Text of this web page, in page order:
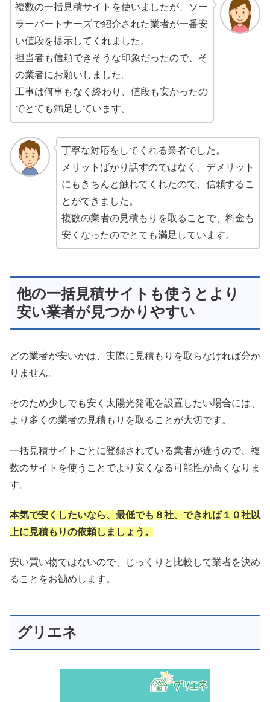
複数の一括見積サイトを使いましたが、ソー
ラーパートナーズで紹介された業者が一番安
い値段を提示してくれました。
担当者も信頼できそうな印象だったので、そ
の業者にお願いしました。
工事は何事もなく終わり、値段も安かったの
でとても満足しています。
丁寧な対応をしてくれる業者でした。
メリットばかり話すのではなく、デメリット
にもきちんと触れてくれたので、信頼するこ
とができました。
複数の業者の見積もりを取ることで、料金も
安くなったのでとても満足しています。
他の一括見積サイトも使うとより
安い業者が見つかりやすい
どの業者が安いかは、実際に見積もりを取らなければ分か
りません。
そのため少しでも安く太陽光発電を設置したい場合には、
より多くの業者の見積もりを取ることが大切です。
一括見積サイトごとに登録されている業者が違うので、複
数のサイトを使うことでより安くなる可能性が高くなりま
す。
本気で安くしたいなら、最低でも８社、できれば１０社以
上に見積もりの依頼しましょう。
安い買い物ではないので、じっくりと比較して業者を決め
ることをお勧めします。
グリエネ